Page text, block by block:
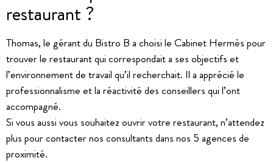
restaurant ?
Thomas, le gérant du Bistro B a choisi le Cabinet Hermès pour
trouver le restaurant qui correspondait a ses objectifs et
l’environnement de travail qu’il recherchait. Il a apprécié le
professionnalisme et la réactivité des conseillers qui l’ont
accompagné.
Si vous aussi vous souhaitez ouvrir votre restaurant, n’attendez
plus pour contacter nos consultants dans nos 5 agences de
proximité.